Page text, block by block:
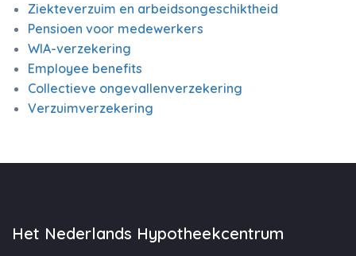
Ziekteverzuim en arbeidsongeschiktheid
Pensioen voor medewerkers
WIA-verzekering
Employee benefits
Collectieve ongevallenverzekering
Verzuimverzekering
Het Nederlands Hypotheekcentrum